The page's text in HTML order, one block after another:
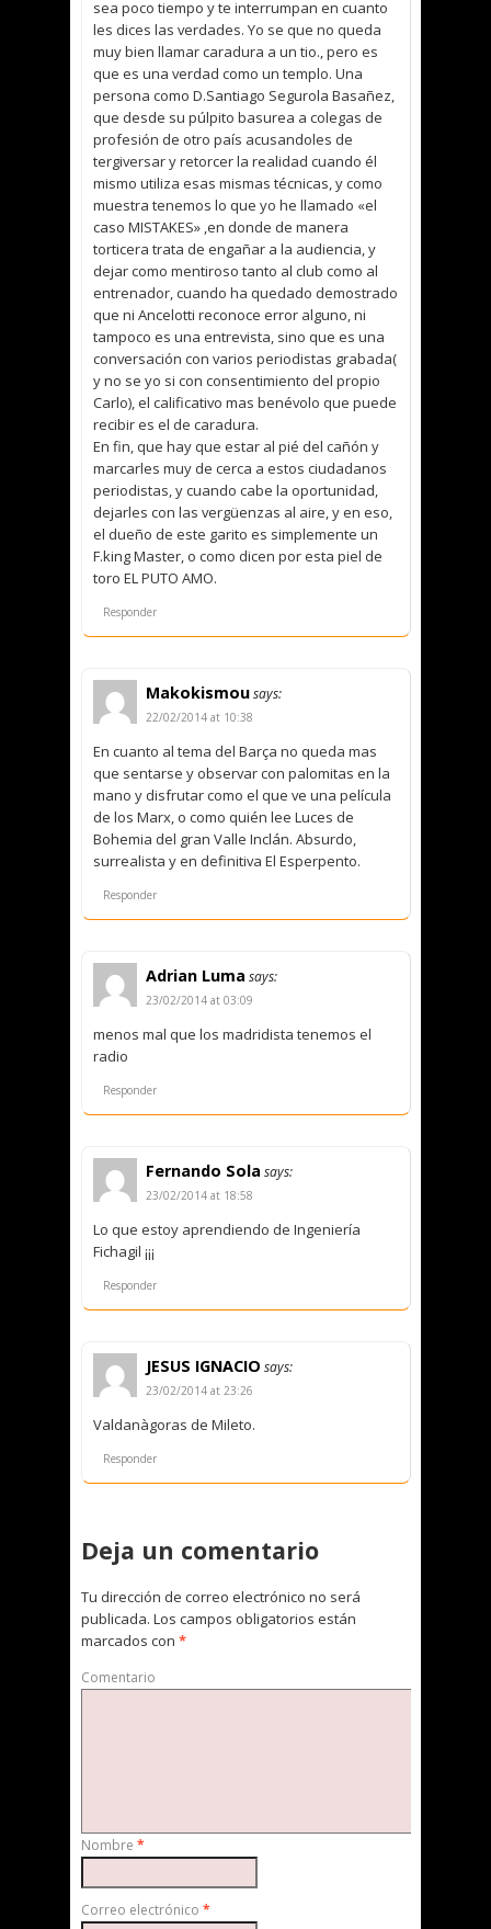
sea poco tiempo y te interrumpan en cuanto
les dices las verdades. Yo se que no queda
muy bien llamar caradura a un tio., pero es
que es una verdad como un templo. Una
persona como D.Santiago Segurola Basañez,
que desde su púlpito basurea a colegas de
profesión de otro país acusandoles de
tergiversar y retorcer la realidad cuando él
mismo utiliza esas mismas técnicas, y como
muestra tenemos lo que yo he llamado «el
caso MISTAKES» ,en donde de manera
torticera trata de engañar a la audiencia, y
dejar como mentiroso tanto al club como al
entrenador, cuando ha quedado demostrado
que ni Ancelotti reconoce error alguno, ni
tampoco es una entrevista, sino que es una
conversación con varios periodistas grabada(
y no se yo si con consentimiento del propio
Carlo), el calificativo mas benévolo que puede
recibir es el de caradura.
En fin, que hay que estar al pié del cañón y
marcarles muy de cerca a estos ciudadanos
periodistas, y cuando cabe la oportunidad,
dejarles con las vergüenzas al aire, y en eso,
el dueño de este garito es simplemente un
F.king Master, o como dicen por esta piel de
toro EL PUTO AMO.
Responder
Makokismousays:
22/02/2014 at 10:38
En cuanto al tema del Barça no queda mas
que sentarse y observar con palomitas en la
mano y disfrutar como el que ve una película
de los Marx, o como quién lee Luces de
Bohemia del gran Valle Inclán. Absurdo,
surrealista y en definitiva El Esperpento.
Responder
Adrian Luma says:
23/02/2014 at 03:09
menos mal que los madridista tenemos el
radio
Responder
Fernando Sola says:
23/02/2014 at 18:58
Lo que estoy aprendiendo de Ingeniería
Fichagil ¡¡¡
Responder
JESUS IGNACIO says:
23/02/2014 at 23:26
Valdanàgoras de Mileto.
Responder
Deja un comentario
Tu dirección de correo electrónico no será
publicada. Los campos obligatorios están
marcados con *
Comentario
Nombre *
Correo electrónico *